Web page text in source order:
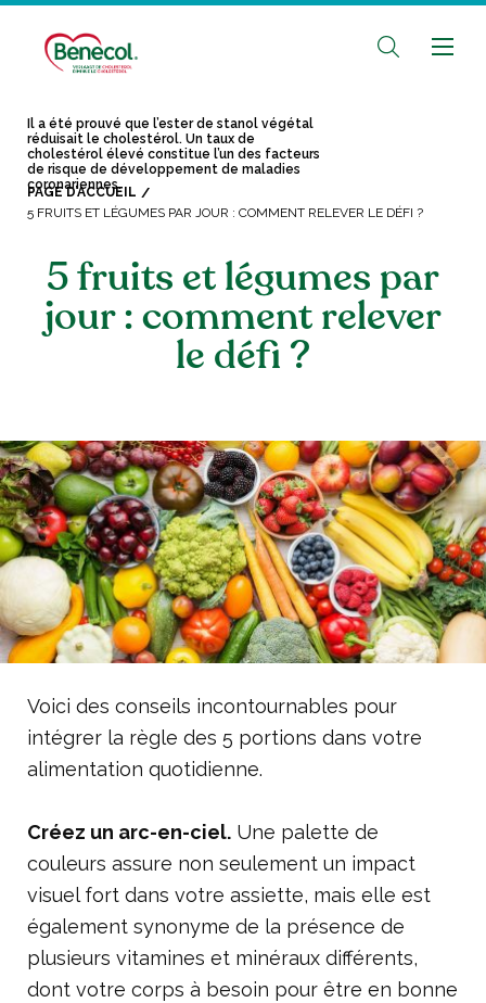
Il a été prouvé que l’ester de stanol végétal
réduisait le cholestérol. Un taux de
cholestérol élevé constitue l’un des facteurs
de risque de développement de maladies
coronariennes.
PAGE D’ACCUEIL
5 FRUITS ET LÉGUMES PAR JOUR : COMMENT RELEVER LE DÉFI ?
5 fruits et légumes par
jour : comment relever
le défi ?
Voici des conseils incontournables pour
intégrer la règle des 5 portions dans votre
alimentation quotidienne.
Créez un arc-en-ciel. Une palette de
couleurs assure non seulement un impact
visuel fort dans votre assiette, mais elle est
également synonyme de la présence de
plusieurs vitamines et minéraux différents,
dont votre corps à besoin pour être en bonne